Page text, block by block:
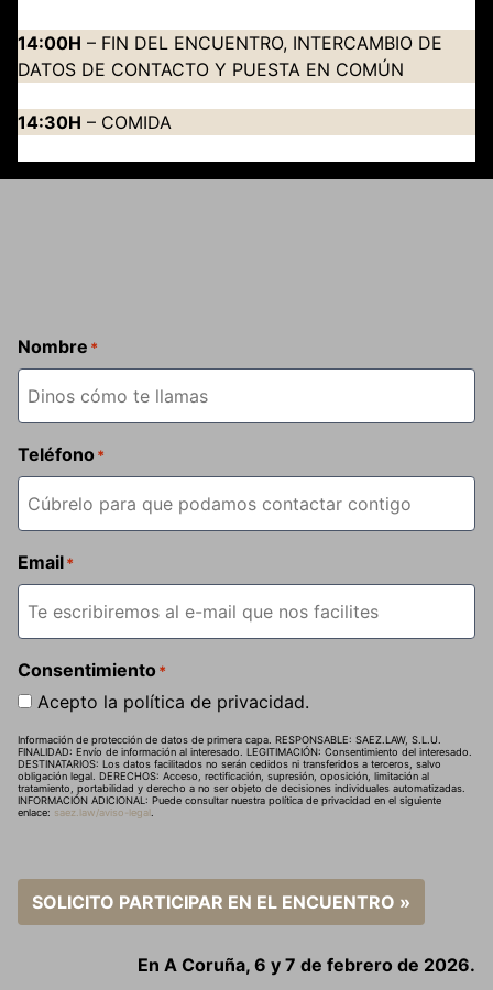
14:00H – FIN DEL ENCUENTRO, INTERCAMBIO DE
DATOS DE CONTACTO Y PUESTA EN COMÚN
14:30H – COMIDA
Nombre *
Teléfono*
Email*
Consentimiento*
Acepto la política de privacidad.
Información de protección de datos de primera capa. RESPONSABLE: SAEZ.LAW, S.L.U.
FINALIDAD: Envío de información al interesado. LEGITIMACIÓN: Consentimiento del interesado.
DESTINATARIOS: Los datos facilitados no serán cedidos ni transferidos a terceros, salvo
obligación legal. DERECHOS: Acceso, rectificación, supresión, oposición, limitación al
tratamiento, portabilidad y derecho a no ser objeto de decisiones individuales automatizadas.
INFORMACIÓN ADICIONAL: Puede consultar nuestra política de privacidad en el siguiente
enlace: saez.law/aviso-legal
SOLICITO PARTICIPAR EN EL ENCUENTRO »
En A Coruña, 6 y 7 de febrero de 2026.